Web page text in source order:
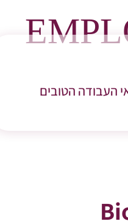
העבודה הטובים